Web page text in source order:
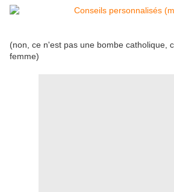
(non, ce n'est pas une bombe catholique,
femme)